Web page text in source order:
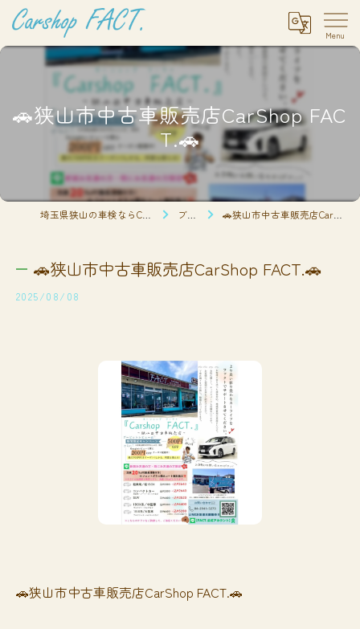
🚗狭山市中古車販売店CarShop FAC
T.🚗
ブログ 🚗狭山市中古車販売店CarShop FACT.🚗
🚗狭山市中古車販売店CarShop FACT.🚗
2025/08/08
🚗狭山市中古車販売店CarShop FACT.🚗